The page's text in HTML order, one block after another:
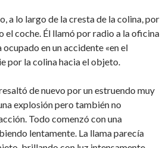
a lo largo de la cresta de la colina, por
el coche. Él llamó por radio a la oficina
en un accidente «en el
por la colina hacia el objeto.
de nuevo por un estruendo muy
explosión pero también no
Todo comenzó con una
lentamente. La llama parecía